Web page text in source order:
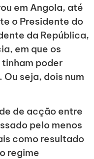
em Angola, até
o Presidente do
da República,
em que os
poder
seja, dois num
de acção entre
pelo menos
como resultado
regime